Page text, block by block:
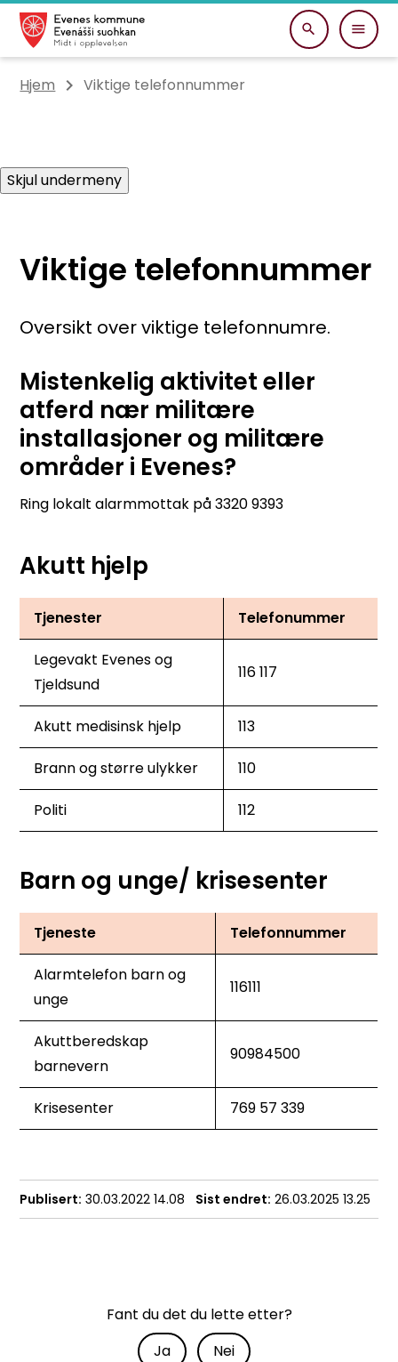
Evenes kommune
Du er her:
Hjem Viktige telefonnummer
Skjul undermeny
Viktige telefonnummer
Oversikt over viktige telefonnumre.
Mistenkelig aktivitet eller
atferd nær militære
installasjoner og militære
områder i Evenes?
Ring lokalt alarmmottak på 3320 9393
Akutt hjelp
Tjenester Telefonummer
Legevakt Evenes og
Tjeldsund
116 117
Akutt medisinsk hjelp 113
Brann og større ulykker 110
Politi 112
Barn og unge/ krisesenter
Tjeneste Telefonnummer
Alarmtelefon barn og
unge
116111
Akuttberedskap
barnevern
90984500
Krisesenter 769 57 339
Publisert 30.03.2022 14.08 Sist endret 26.03.2025 13.25
Fant du det du lette etter?
Ja
Nei